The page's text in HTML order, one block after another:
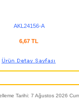
AKL24156-A
6,67 TL
Tarihi: 7 Ağustos 2026